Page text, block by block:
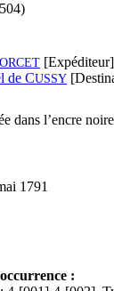
[Expéditeur]
de CUSSY
dans l’encre noire
1791
: